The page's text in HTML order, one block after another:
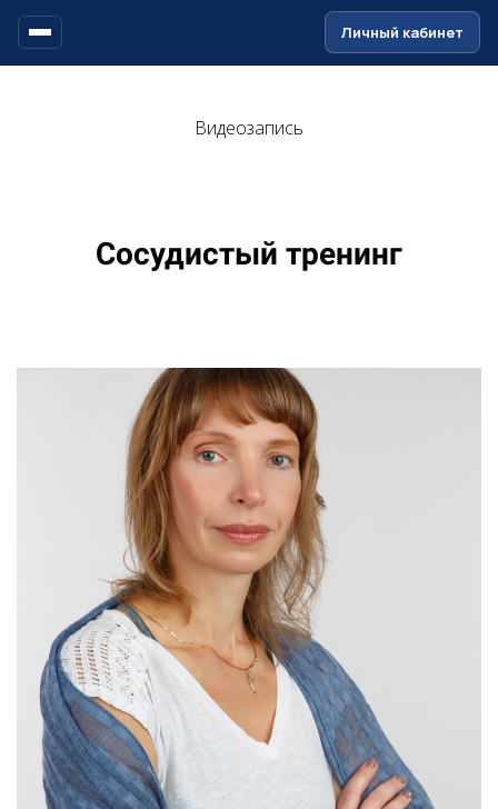
Ссылка на это место страницы: #header
Личный кабинет
Видеозапись
Сосудистый тренинг